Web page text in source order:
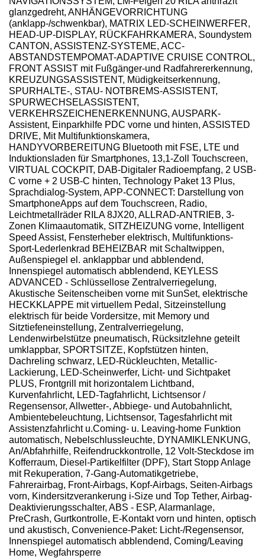
glanzgedreht, ANHÄNGEVORRICHTUNG
(anklapp-/schwenkbar), MATRIX LED-SCHEINWERFER,
HEAD-UP-DISPLAY, RÜCKFAHRKAMERA, Soundystem
CANTON, ASSISTENZ-SYSTEME, ACC-
ABSTANDSTEMPOMAT-ADAPTIVE CRUISE CONTROL,
FRONT ASSIST mit Fußgänger-und Radfahrererkennung,
KREUZUNGSASSISTENT, Müdigkeitserkennung,
SPURHALTE-, STAU- NOTBREMS-ASSISTENT,
SPURWECHSELASSISTENT,
VERKEHRSZEICHENERKENNUNG, AUSPARK-
Assistent, Einparkhilfe PDC vorne und hinten, ASSISTED
DRIVE, Mit Multifunktionskamera,
HANDYVORBEREITUNG Bluetooth mit FSE, LTE und
Induktionsladen für Smartphones, 13,1-Zoll Touchscreen,
VIRTUAL COCKPIT, DAB-Digitaler Radioempfang, 2 USB-
C vorne + 2 USB-C hinten, Technology Paket 13 Plus,
Sprachdialog-System, APP-CONNECT: Darstellung von
SmartphoneApps auf dem Touchscreen, Radio,
Leichtmetallräder RILA 8JX20, ALLRAD-ANTRIEB, 3-
Zonen Klimaautomatik, SITZHEIZUNG vorne, Intelligent
Speed Assist, Fensterheber elektrisch, Multifunktions-
Sport-Lederlenkrad BEHEIZBAR mit Schaltwippen,
Außenspiegel el. anklappbar und abblendend,
Innenspiegel automatisch abblendend, KEYLESS
ADVANCED - Schlüssellose Zentralverriegelung,
Akustische Seitenscheiben vorne mit SunSet, elektrische
HECKKLAPPE mit virtuellem Pedal, Sitzeinstellung
elektrisch für beide Vordersitze, mit Memory und
Sitztiefeneinstellung, Zentralverriegelung,
Lendenwirbelstütze pneumatisch, Rücksitzlehne geteilt
umklappbar, SPORTSITZE, Kopfstützen hinten,
Dachreling schwarz, LED-Rückleuchten, Metallic-
Lackierung, LED-Scheinwerfer, Licht- und Sichtpaket
PLUS, Frontgrill mit horizontalem Lichtband,
Kurvenfahrlicht, LED-Tagfahrlicht, Lichtsensor /
Regensensor, Allwetter-, Abbiege- und Autobahnlicht,
Ambientebeleuchtung, Lichtsensor, Tagesfahrlicht mit
Assistenzfahrlicht u.Coming- u. Leaving-home Funktion
automatisch, Nebelschlussleuchte, DYNAMIKLENKUNG,
An/Abfahrhilfe, Reifendruckkontrolle, 12 Volt-Steckdose im
Kofferraum, Diesel-Partikelfilter (DPF), Start Stopp Anlage
mit Rekuperation, 7-Gang-Automatikgetriebe,
Fahrerairbag, Front-Airbags, Kopf-Airbags, Seiten-Airbags
vorn, Kindersitzverankerung i-Size und Top Tether, Airbag-
Deaktivierungsschalter, ABS - ESP, Alarmanlage,
PreCrash, Gurtkontrolle, E-Kontakt vorn und hinten, optisch
und akustisch, Convenience-Paket: Licht-/Regensensor,
Innenspiegel automatisch abblendend, Coming/Leaving
Home, Wegfahrsperre